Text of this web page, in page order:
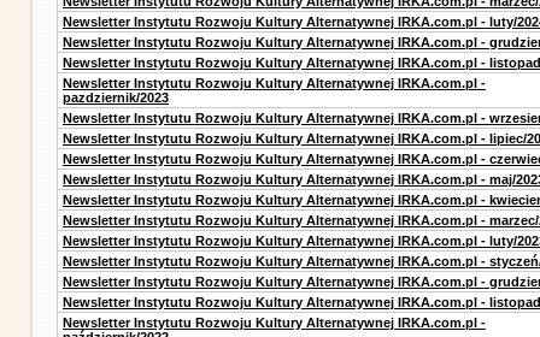
Newsletter Instytutu Rozwoju Kultury Alternatywnej IRKA.com.pl - luty/
Newsletter Instytutu Rozwoju Kultury Alternatywnej IRKA.com.pl -
Newsletter Instytutu Rozwoju Kultury Alternatywnej IRKA.com.pl -
Newsletter Instytutu Rozwoju Kultury Alternatywnej IRKA.com.pl -
pazdziernik/2023
Newsletter Instytutu Rozwoju Kultury Alternatywnej IRKA.com.pl -
Newsletter Instytutu Rozwoju Kultury Alternatywnej IRKA.com.pl - lipiec/
Newsletter Instytutu Rozwoju Kultury Alternatywnej IRKA.com.pl -
Newsletter Instytutu Rozwoju Kultury Alternatywnej IRKA.com.pl - maj/
Newsletter Instytutu Rozwoju Kultury Alternatywnej IRKA.com.pl -
Newsletter Instytutu Rozwoju Kultury Alternatywnej IRKA.com.pl - marzec/
Newsletter Instytutu Rozwoju Kultury Alternatywnej IRKA.com.pl - luty/
Newsletter Instytutu Rozwoju Kultury Alternatywnej IRKA.com.pl -
Newsletter Instytutu Rozwoju Kultury Alternatywnej IRKA.com.pl -
Newsletter Instytutu Rozwoju Kultury Alternatywnej IRKA.com.pl -
Newsletter Instytutu Rozwoju Kultury Alternatywnej IRKA.com.pl -